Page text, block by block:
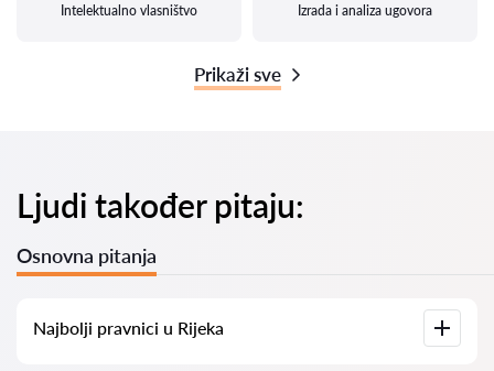
Intelektualno vlasništvo Izrada i analiza ugovora
Prikaži sve
Ljudi također pitaju:
Osnovna pitanja
Najbolji pravnici u Rijeka